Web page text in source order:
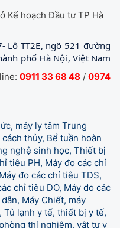
Kế hoạch Đầu tư TP Hà
Lô TT2E, ngõ 521 đường
phố Hà Nội, Việt Nam
0911 33 68 48 / 0974
máy ly tâm Trung
thủy, Bể tuần hoàn
nghệ sinh học, Thiết bị
tiêu PH, Máy đo các chỉ
đo các chỉ tiêu TDS,
chỉ tiêu DO, Máy đo các
Máy Chiết, máy
Tủ lạnh y tế, thiết bị y tế,
thí nghiệm, vật tư y